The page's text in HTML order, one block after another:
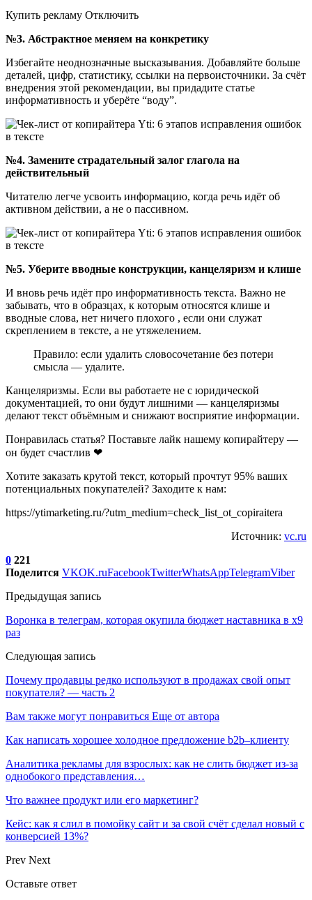
Купить рекламу Отключить
№3. Абстрактное меняем на конкретику
Избегайте неоднозначные высказывания. Добавляйте больше
деталей, цифр, статистику, ссылки на первоисточники. За счёт
внедрения этой рекомендации, вы придадите статье
информативность и уберёте “воду”.
№4. Замените страдательный залог глагола на
действительный
Читателю легче усвоить информацию, когда речь идёт об
активном действии, а не о пассивном.
№5. Уберите вводные конструкции, канцеляризм и клише
И вновь речь идёт про информативность текста. Важно не
забывать, что в образцах, к которым относятся клише и
вводные слова, нет ничего плохого , если они служат
скреплением в тексте, а не утяжелением.
Правило: если удалить словосочетание без потери
смысла — удалите.
Канцеляризмы. Если вы работаете не с юридической
документацией, то они будут лишними — канцеляризмы
делают текст объёмным и снижают восприятие информации.
Понравилась статья? Поставьте лайк нашему копирайтеру —
он будет счастлив ❤
Хотите заказать крутой текст, который прочтут 95% ваших
потенциальных покупателей? Заходите к нам:
https://ytimarketing.ru/?utm_medium=check_list_ot_copiraitera
Источник: vc.ru
0 221
Поделится VKOK.ruFacebookTwitterWhatsAppTelegramViber
Предыдущая запись
Воронка в телеграм, которая окупила бюджет наставника в х9
раз
Следующая запись
Почему продавцы редко используют в продажах свой опыт
покупателя? — часть 2
Вам также могут понравиться Еще от автора
Как написать хорошее холодное предложение b2b–клиенту
Аналитика рекламы для взрослых: как не слить бюджет из-за
однобокого представления…
Что важнее продукт или его маркетинг?
Кейс: как я слил в помойку сайт и за свой счёт сделал новый с
конверсией 13%?
Prev Next
Оставьте ответ